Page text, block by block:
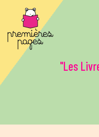
Aller au contenu principal
"Les